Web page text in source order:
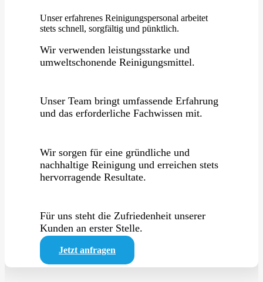
Unser erfahrenes Reinigungspersonal arbeitet
stets schnell, sorgfältig und pünktlich.
Wir verwenden leistungsstarke und
umweltschonende Reinigungsmittel.
Unser Team bringt umfassende Erfahrung
und das erforderliche Fachwissen mit.
Wir sorgen für eine gründliche und
nachhaltige Reinigung und erreichen stets
hervorragende Resultate.
Für uns steht die Zufriedenheit unserer
Kunden an erster Stelle.
Jetzt anfragen